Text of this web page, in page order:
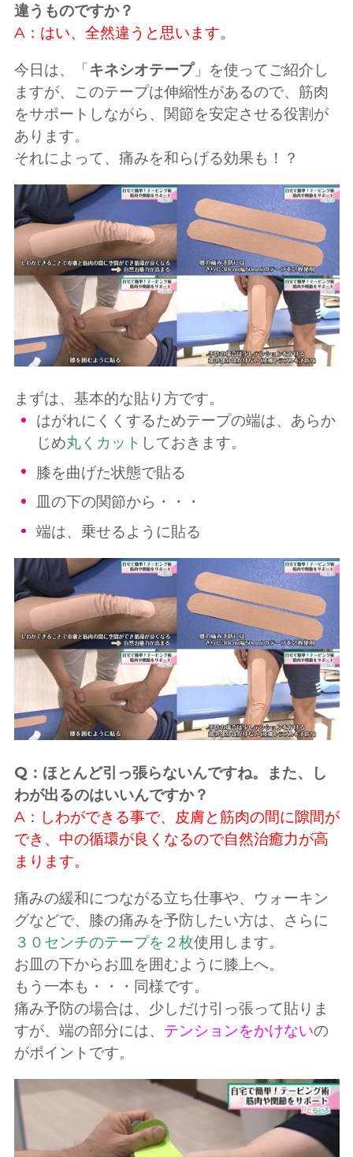
違うものですか？
A：はい、全然違うと思います。
今日は、「キネシオテープ」を使ってご紹介し
ますが、このテープは伸縮性があるので、筋肉
をサポートしながら、関節を安定させる役割が
あります。
それによって、痛みを和らげる効果も！？
まずは、基本的な貼り方です。
はがれにくくするためテープの端は、あらか
じめ丸くカット しておきます。
膝を曲げた状態で貼る
皿の下の関節から・・・
端は、乗せるように貼る
Q：ほとんど引っ張らないんですね。また、し
わが出るのはいいんですか？
A：しわができる事で、皮膚と筋肉の間に隙間が
でき、中の循環が良くなるので自然治癒力が高
まります。
痛みの緩和につながる立ち仕事や、ウォーキン
グなどで、膝の痛みを予防したい方は、さらに
３０センチのテープを２枚使用します。
お皿の下からお皿を囲むように膝上へ。
もう一本も・・・同様です。
痛み予防の場合は、少しだけ引っ張って貼りま
すが、端の部分には、 テンションをかけないの
がポイントです。